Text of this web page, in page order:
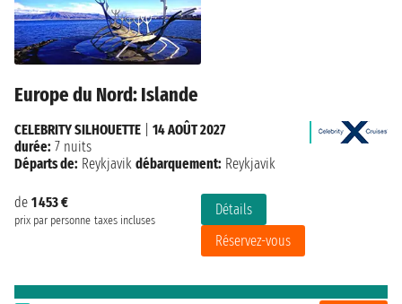
Europe du Nord: Islande
de 1 453 €
prix par personne taxes incluses
Détails
Réservez-vous
CELEBRITY SILHOUETTE
14 AOÛT 2027
durée: 7 nuits
Départs de: Reykjavik débarquement: Reykjavik